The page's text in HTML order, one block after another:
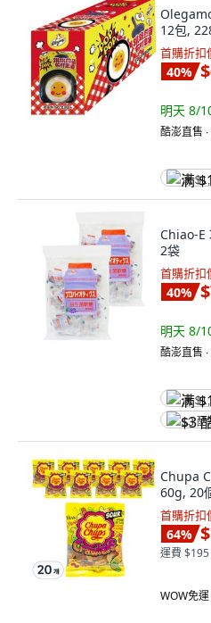
12包,
首購折扣
40%
明天 8/
酷澎直售
满
Chiao-E
2袋
首購折扣
40%
明天 8/
酷澎直售
满
$3 酷
Chupa
60g, 20
首購折扣
64%
運費 $195
WOW免運